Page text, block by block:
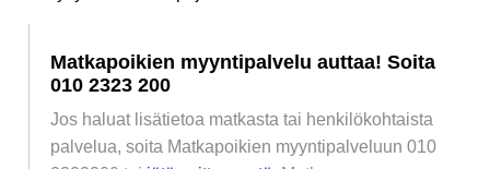
Matkapoikien myyntipalvelu auttaa! Soita
010 2323 200
Jos haluat lisätietoa matkasta tai henkilökohtaista
palvelua, soita Matkapoikien myyntipalveluun 010